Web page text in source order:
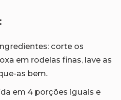
corte os
em rodelas finas, lave as
as bem.
em 4 porções iguais e